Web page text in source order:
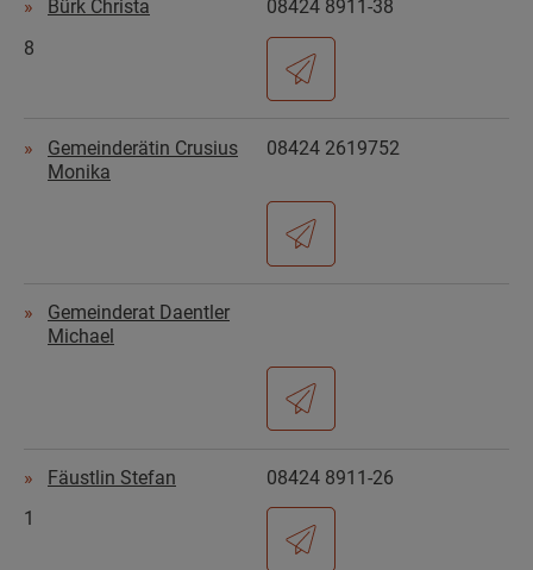
Bürk Christa
08424 8911-38
8
Gemeinderätin Crusius
Monika
08424 2619752
Gemeinderat Daentler
Michael
Fäustlin Stefan
08424 8911-26
1